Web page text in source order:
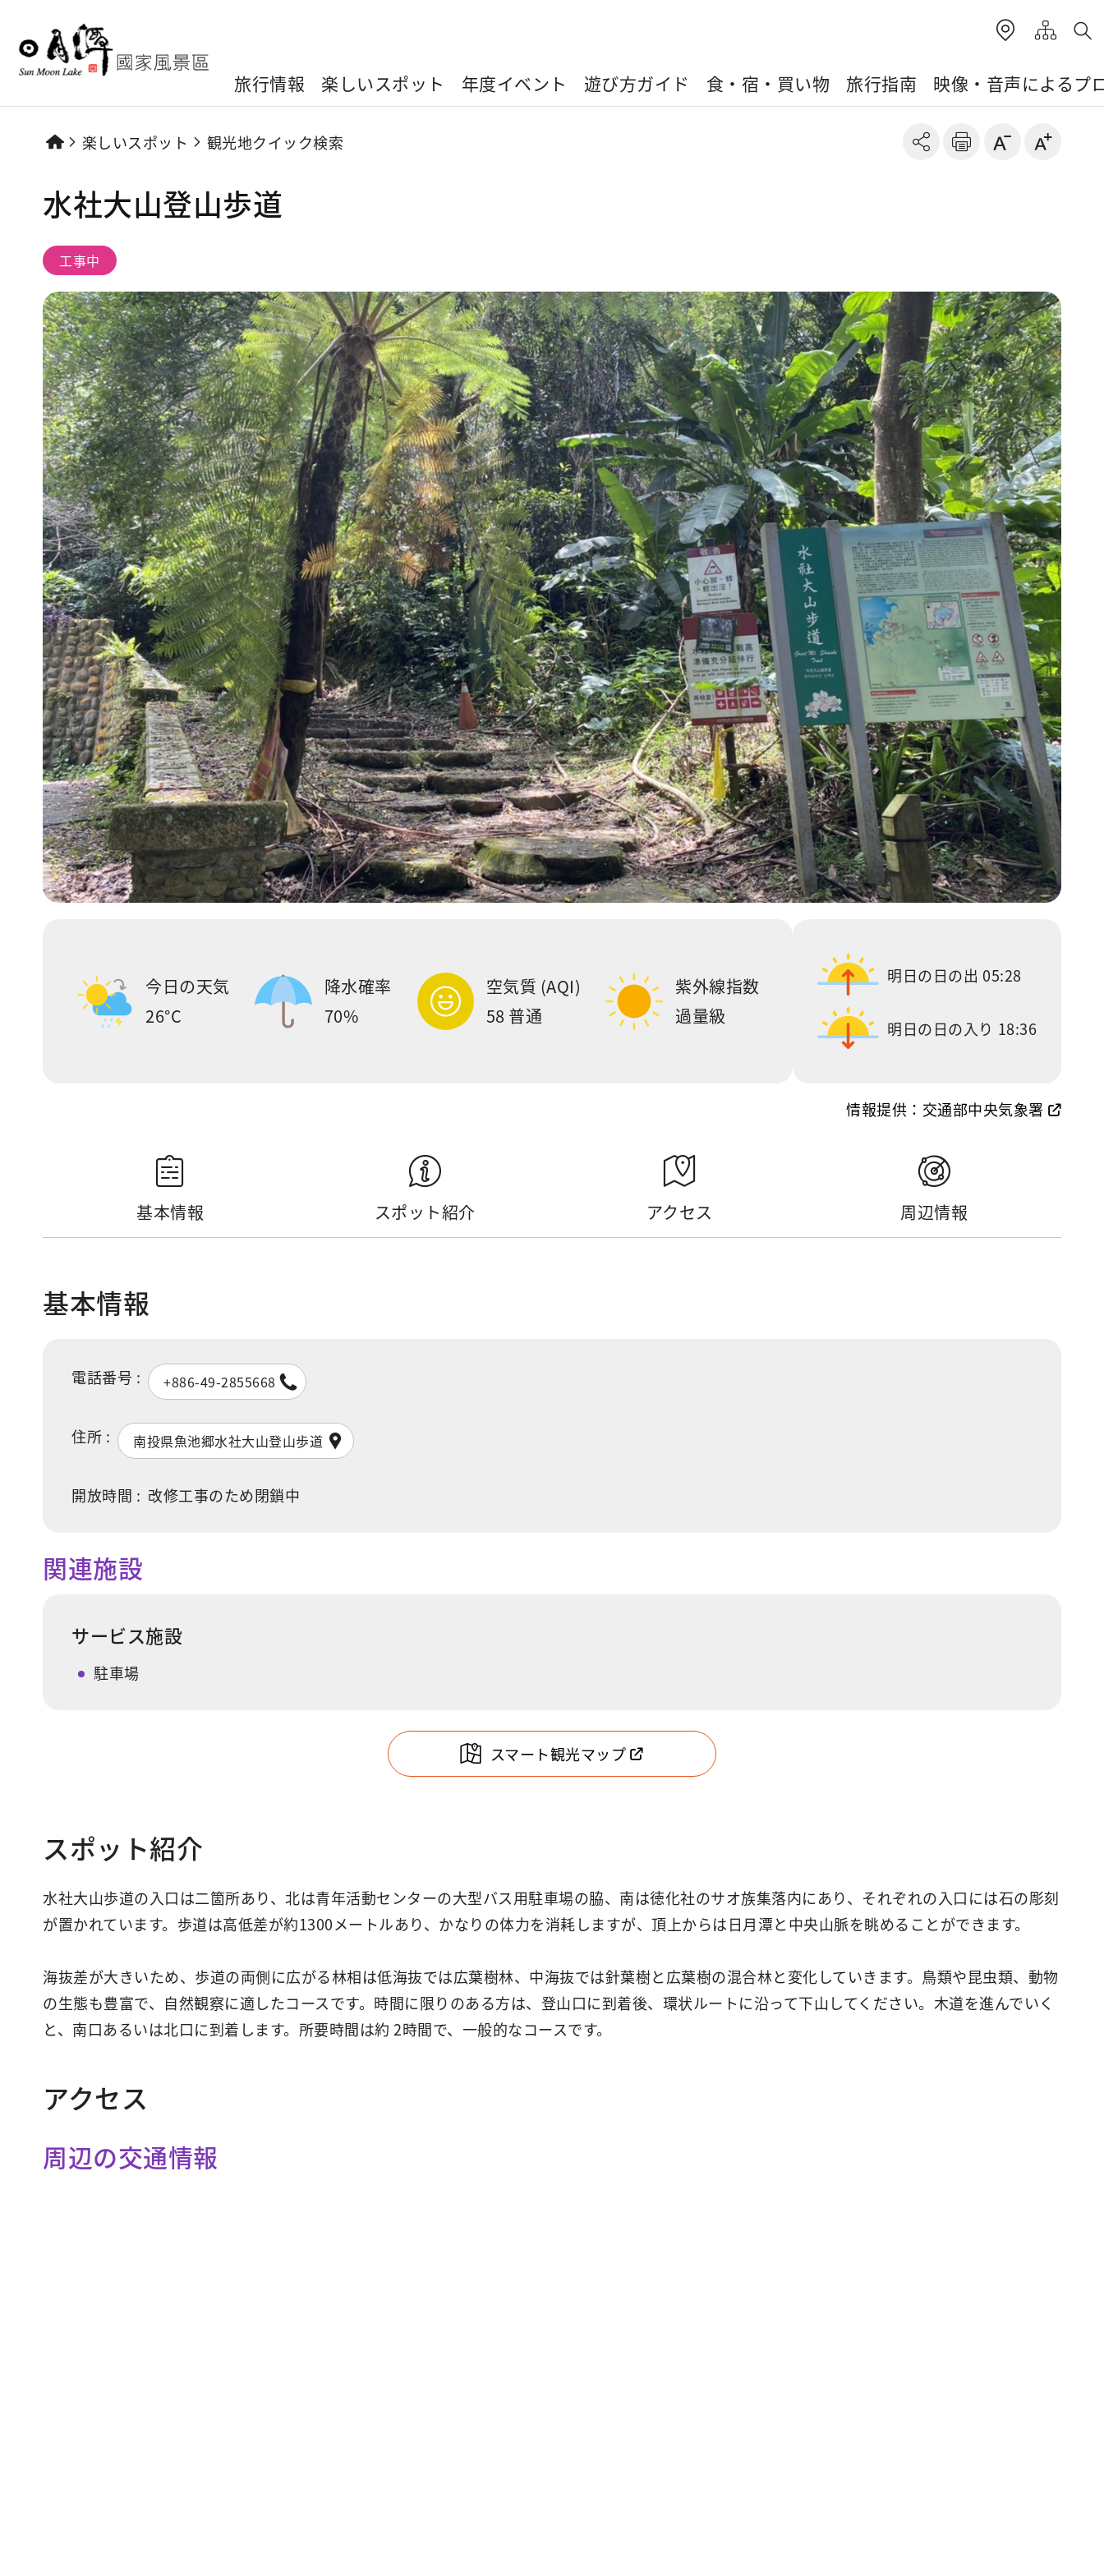
旅行情報 楽しいスポット 年度イベント 遊び方ガイド 食・宿・買い物 旅行指南 映像・音声によるプ
楽しいスポット 観光地クイック検索
水社大山登山歩道
工事中
今日の天気
26°C
降水確率
70%
空気質 (AQI)
58 普通
紫外線指数
過量級
明日の日の出 05:28
明日の日の入り 18:36
情報提供：交通部中央気象署
基本情報 スポット紹介 アクセス 周辺情報
基本情報
電話番号 : +886-49-2855668
住所 : 南投県魚池郷水社大山登山歩道
開放時間 : 改修工事のため閉鎖中
関連施設
サービス施設
駐車場
スマート観光マップ
スポット紹介
水社大山歩道の入口は二箇所あり、北は青年活動センターの大型バス用駐車場の脇、南は徳化社のサオ族集落内にあり、それぞれの入口には石の彫刻
が置かれています。歩道は高低差が約1300メートルあり、かなりの体力を消耗しますが、頂上からは日月潭と中央山脈を眺めることができます。
海抜差が大きいため、歩道の両側に広がる林相は低海抜では広葉樹林、中海抜では針葉樹と広葉樹の混合林と変化していきます。鳥類や昆虫類、動物
の生態も豊富で、自然観察に適したコースです。時間に限りのある方は、登山口に到着後、環状ルートに沿って下山してください。木道を進んでいく
と、南口あるいは北口に到着します。所要時間は約 2時間で、一般的なコースです。
アクセス
周辺の交通情報